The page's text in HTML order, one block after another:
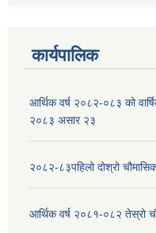
कार्यपालिक
आर्थिक वर्ष २०८२-०८३ को
२०८३ असार २३
२०८२-८३पहिलो दोश्रो
आर्थिक वर्ष २०८१-०८२ तेस्रो